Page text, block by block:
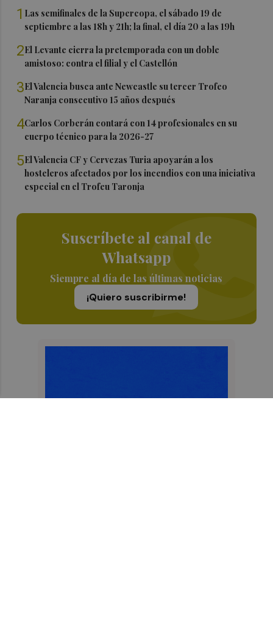
1 Las semifinales de la Supercopa, el sábado 19 de
septiembre a las 18h y 21h; la final, el día 20 a las 19h
2El Levante cierra la pretemporada con un doble
amistoso: contra el filial y el Castellón
3El Valencia busca ante Newcastle su tercer Trofeo
Naranja consecutivo 15 años después
4Carlos Corberán contará con 14 profesionales en su
cuerpo técnico para la 2026-27
5El Valencia CF y Cervezas Turia apoyarán a los
hosteleros afectados por los incendios con una iniciativa
especial en el Trofeu Taronja
Suscríbete al canal de
Whatsapp
Siempre al día de las últimas noticias
¡Quiero suscribirme!